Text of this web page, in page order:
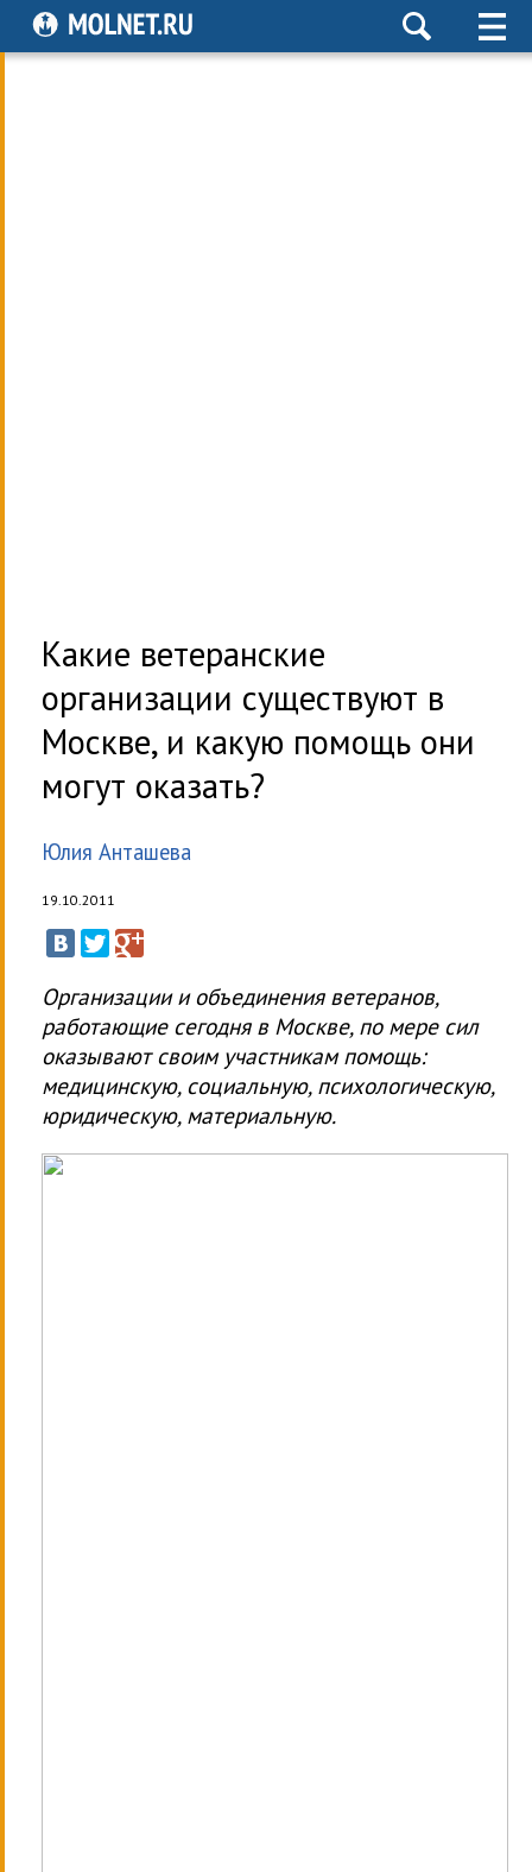
Какие ветеранские
организации существуют в
Москве, и какую помощь они
могут оказать?
Юлия Анташева
19.10.2011
Организации и объединения ветеранов,
работающие сегодня в Москве, по мере сил
оказывают своим участникам помощь:
медицинскую, социальную, психологическую,
юридическую, материальную.